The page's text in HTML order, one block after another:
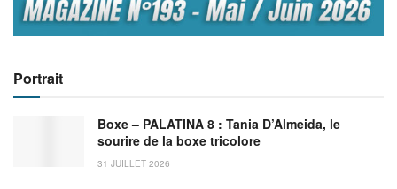
Portrait
Boxe – PALATINA 8 : Tania D’Almeida, le
sourire de la boxe tricolore
31 JUILLET 2026